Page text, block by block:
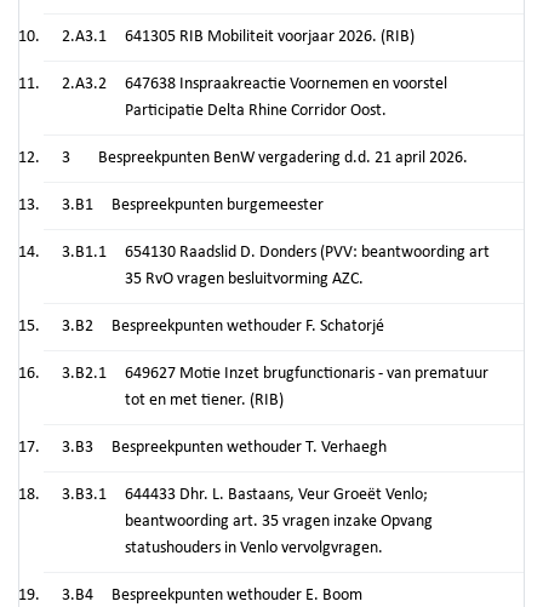
2.A3.1 641305 RIB Mobiliteit voorjaar 2026. (RIB)
2.A3.2
647638 Inspraakreactie Voornemen en voorstel
Participatie Delta Rhine Corridor Oost.
3 Bespreekpunten BenW vergadering d.d. 21 april 2026.
3.B1 Bespreekpunten burgemeester
3.B1.1
654130 Raadslid D. Donders (PVV: beantwoording art
35 RvO vragen besluitvorming AZC.
3.B2 Bespreekpunten wethouder F. Schatorjé
3.B2.1
649627 Motie Inzet brugfunctionaris - van prematuur
tot en met tiener. (RIB)
3.B3 Bespreekpunten wethouder T. Verhaegh
3.B3.1
644433 Dhr. L. Bastaans, Veur Groeët Venlo;
beantwoording art. 35 vragen inzake Opvang
statushouders in Venlo vervolgvragen.
3.B4 Bespreekpunten wethouder E. Boom